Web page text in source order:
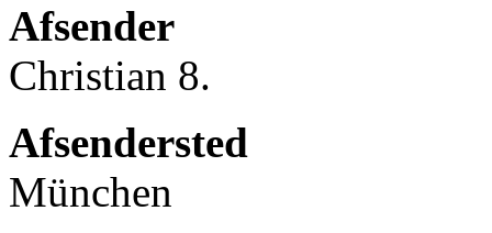
Afsender
Christian 8.
Afsendersted
München